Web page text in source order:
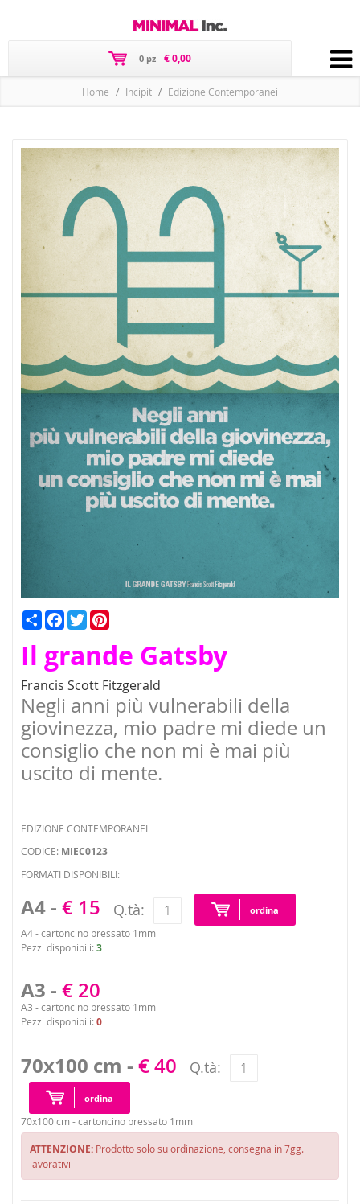
0 pz - € 0,00
Home Incipit Edizione Contemporanei
CondividiFacebook
Twitter
Il grande Gatsby
Francis Scott Fitzgerald
Negli anni più vulnerabili della
giovinezza, mio padre mi diede un
consiglio che non mi è mai più
uscito di mente.
EDIZIONE CONTEMPORANEI
CODICE: MIEC0123
FORMATI DISPONIBILI:
A4 - € 15 Q.tà: ordina
A4 - cartoncino pressato 1mm
Pezzi disponibili: 3
A3 - € 20
A3 - cartoncino pressato 1mm
Pezzi disponibili: 0
70x100 cm - € 40 Q.tà:
ordina
70x100 cm - cartoncino pressato 1mm
ATTENZIONE: Prodotto solo su ordinazione, consegna in 7gg.
lavorativi